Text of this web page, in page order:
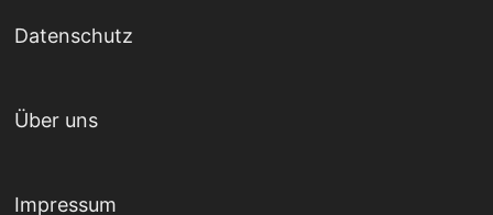
Datenschutz
Über uns
Impressum